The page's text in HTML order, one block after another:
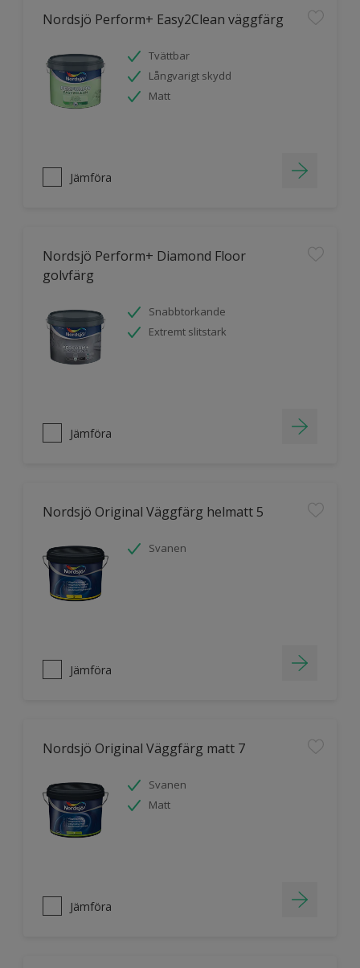
Nordsjö Perform+ Easy2Clean väggfärg
Tvättbar
Långvarigt skydd
Matt
Jämföra
Nordsjö Perform+ Diamond Floor
golvfärg
Snabbtorkande
Extremt slitstark
Jämföra
Nordsjö Original Väggfärg helmatt 5
Svanen
Jämföra
Nordsjö Original Väggfärg matt 7
Svanen
Matt
Jämföra